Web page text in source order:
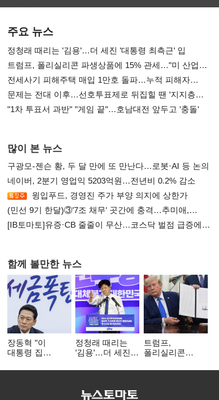
주요 뉴스
정청래 때리는 '김용'…더 세진 '대통령 최측근' 입
트럼프, 폴리실리콘 파생상품에 15% 관세…"미 산업
재건"
전세사기 피해주택 매입 1만호 돌파…누적 피해자
4만278명
문제는 전대 이후…선호투표제로 뒤집힐 땐 '지지층
불복'
"1차 투표서 과반" "게임 끝"…호남대전 앞두고 '충돌'
많이 본 뉴스
구광모-젠슨 황, 두 달 만에 또 만난다…로봇·AI 등 논의
네이버, 2분기 영업익 5203억원…전년비 0.2% 감소
윙입푸드, 경영진 주가 부양 의지에 상한가
(민선 9기 한달)③'7조 채무' 곳간에 충격…추미애,
20년만에 '비상재정' 선언 승부수
[IB토마토]유증·CB 줄줄이 무산…코스닥 벌점 급증에
함께 볼만한 뉴스
장동혁 "이
대통령 집
폭탄…'내로남불'"
정청래 때리는
'김용'…더 세진
입
트럼프,
폴리실리콘
관세…"미 산업